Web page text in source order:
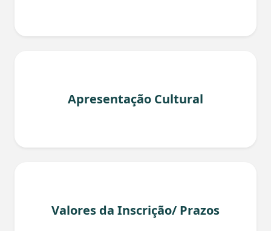
Apresentação Cultural
Valores da Inscrição/ Prazos